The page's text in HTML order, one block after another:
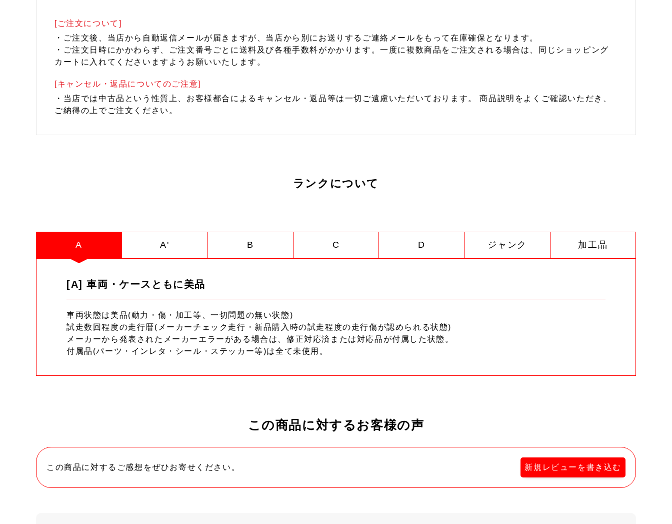
[ご注文について]
・ご注文後、当店から自動返信メールが届きますが、当店から別にお送りするご連絡メールをもって在庫確保となります。
・ご注文日時にかかわらず、ご注文番号ごとに送料及び各種手数料がかかります。一度に複数商品をご注文される場合は、同じショッピング
カートに入れてくださいますようお願いいたします。
[キャンセル・返品についてのご注意]
・当店では中古品という性質上、お客様都合によるキャンセル・返品等は一切ご遠慮いただいております。 商品説明をよくご確認いただき、
ご納得の上でご注文ください。
ランクについて
A A' B C D ジャンク 加工品
[A] 車両・ケースともに美品
車両状態は美品(動力・傷・加工等、一切問題の無い状態)
試走数回程度の走行暦(メーカーチェック走行・新品購入時の試走程度の走行傷が認められる状態)
メーカーから発表されたメーカーエラーがある場合は、修正対応済または対応品が付属した状態。
付属品(パーツ・インレタ・シール・ステッカー等)は全て未使用。
この商品に対するお客様の声
この商品に対するご感想をぜひお寄せください。 新規レビューを書き込む